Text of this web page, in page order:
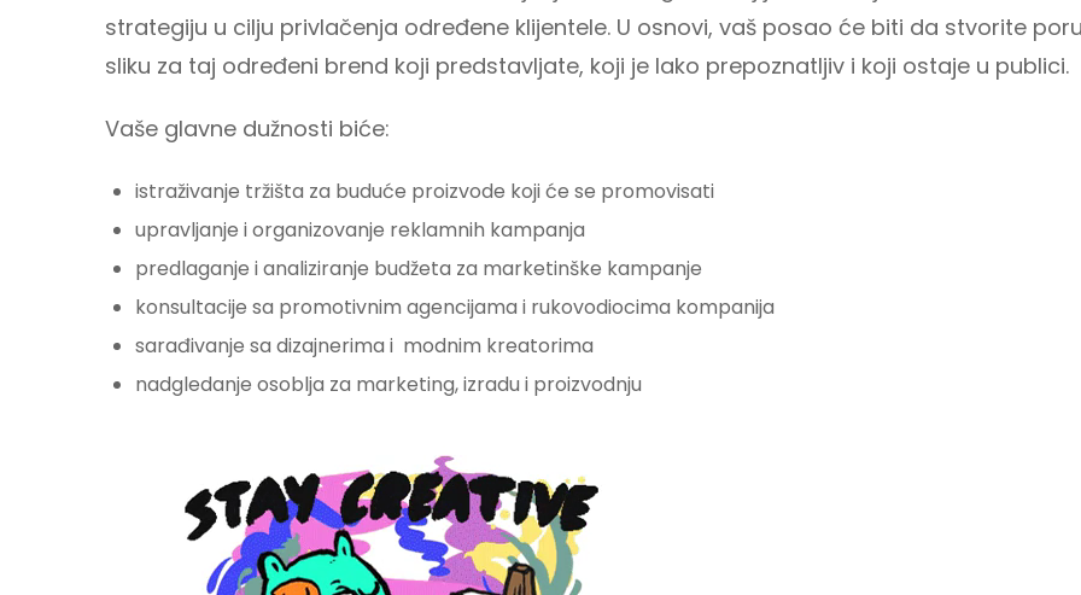
strategiju u cilju privlačenja određene klijentele. U osnovi, vaš posao će biti da stvorite
sliku za taj određeni brend koji predstavljate, koji je lako prepoznatljiv i koji ostaje u publici.
Vaše glavne dužnosti biće:
istraživanje tržišta za buduće proizvode koji će se promovisati
upravljanje i organizovanje reklamnih kampanja
predlaganje i analiziranje budžeta za marketinške kampanje
konsultacije sa promotivnim agencijama i rukovodiocima kompanija
sarađivanje sa dizajnerima i modnim kreatorima
nadgledanje osoblja za marketing, izradu i proizvodnju